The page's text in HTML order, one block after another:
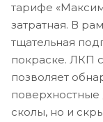
тарифе
затратная. В
тщательная
покраске. ЛКП
позволяет
поверхностные
сколы, но и